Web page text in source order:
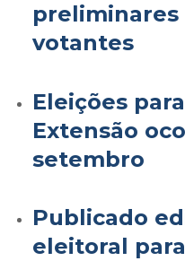
preliminares
votantes
Eleições
Extensão
setembro
Publicado
eleitoral